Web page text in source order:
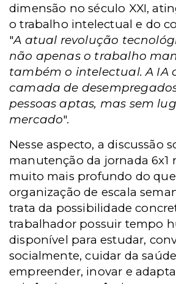
dimensão no século XXI,
o trabalho intelectual e do
"A atual revolução
não apenas o trabalho
também o intelectual. A IA
camada de
pessoas aptas, mas sem
mercado".
Nesse aspecto, a discussão
manutenção da jornada 6x1
muito mais profundo do
organização de escala
trata da possibilidade
trabalhador possuir tempo
disponível para estudar,
socialmente, cuidar da
empreender, inovar e